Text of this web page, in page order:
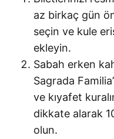
az birkaç gün
seçin ve kule
ekleyin.
Sabah erken
Sagrada
ve kıyafet
dikkate alarak
olun.